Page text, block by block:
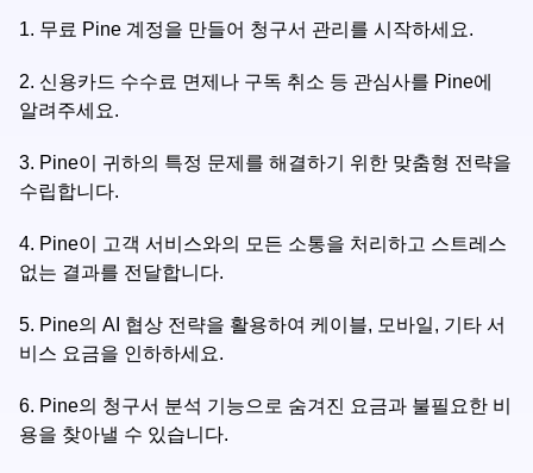
1. 무료 Pine 계정을 만들어 청구서 관리를 시작하세요.
2. 신용카드 수수료 면제나 구독 취소 등 관심사를 Pine에
알려주세요.
3. Pine이 귀하의 특정 문제를 해결하기 위한 맞춤형 전략을
수립합니다.
4. Pine이 고객 서비스와의 모든 소통을 처리하고 스트레스
없는 결과를 전달합니다.
5. Pine의 AI 협상 전략을 활용하여 케이블, 모바일, 기타 서
비스 요금을 인하하세요.
6. Pine의 청구서 분석 기능으로 숨겨진 요금과 불필요한 비
용을 찾아낼 수 있습니다.